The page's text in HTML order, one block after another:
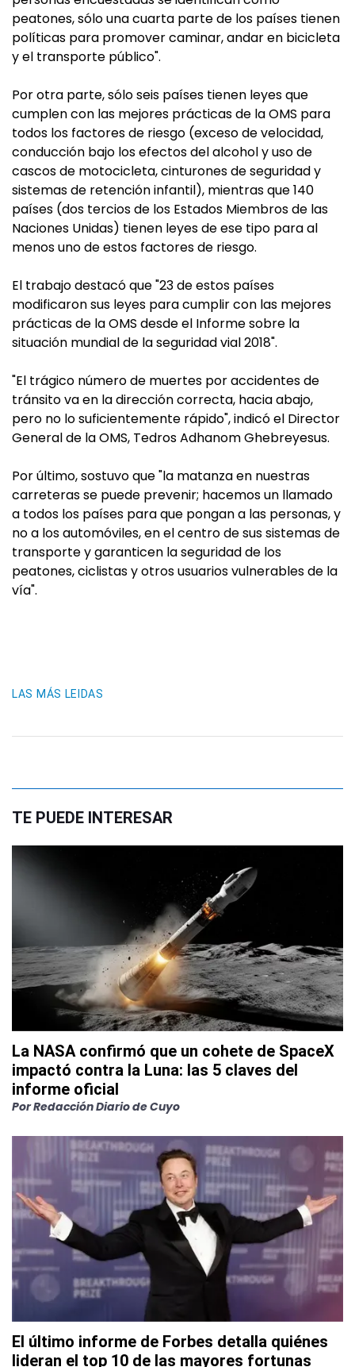
peatones, sólo una cuarta parte de los países tienen
políticas para promover caminar, andar en bicicleta
y el transporte público".
Por otra parte, sólo seis países tienen leyes que
cumplen con las mejores prácticas de la OMS para
todos los factores de riesgo (exceso de velocidad,
conducción bajo los efectos del alcohol y uso de
cascos de motocicleta, cinturones de seguridad y
sistemas de retención infantil), mientras que 140
países (dos tercios de los Estados Miembros de las
Naciones Unidas) tienen leyes de ese tipo para al
menos uno de estos factores de riesgo.
El trabajo destacó que "23 de estos países
modificaron sus leyes para cumplir con las mejores
prácticas de la OMS desde el Informe sobre la
situación mundial de la seguridad vial 2018".
"El trágico número de muertes por accidentes de
tránsito va en la dirección correcta, hacia abajo,
pero no lo suficientemente rápido", indicó el Director
General de la OMS, Tedros Adhanom Ghebreyesus.
Por último, sostuvo que "la matanza en nuestras
carreteras se puede prevenir; hacemos un llamado
a todos los países para que pongan a las personas, y
no a los automóviles, en el centro de sus sistemas de
transporte y garanticen la seguridad de los
peatones, ciclistas y otros usuarios vulnerables de la
vía".
LAS MÁS LEIDAS
TE PUEDE INTERESAR
La NASA confirmó que un cohete de SpaceX
impactó contra la Luna: las 5 claves del
informe oficial
PorRedacción Diario de Cuyo
El último informe de Forbes detalla quiénes
lideran el top 10 de las mayores fortunas